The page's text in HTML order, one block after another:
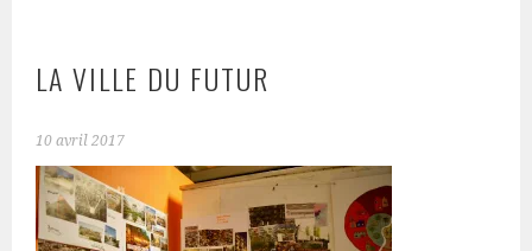
LA VILLE DU FUTUR
10 avril 2017